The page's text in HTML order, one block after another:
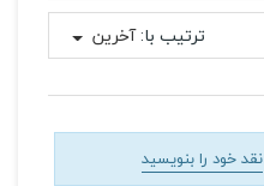
ترتیب با:آخرین
نقد خود را بنویسید